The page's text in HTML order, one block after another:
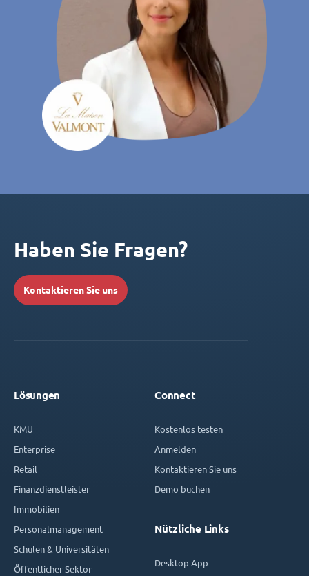
Haben Sie Fragen?
Kontaktieren Sie uns
Lösungen
KMU
Enterprise
Retail
Finanzdienstleister
Immobilien
Personalmanagement
Schulen & Universitäten
Öffentlicher Sektor
Connect
Kostenlos testen
Anmelden
Kontaktieren Sie uns
Demo buchen
Nützliche Links
Desktop App